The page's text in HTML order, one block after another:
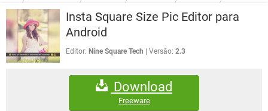
OUTLOOK EXCEL
INSTAGRAM
GUIA DE COMPRAS
JOGOS WHATSAPP
CELULAR
OUTLOOK
DOWNLOADS
JOGOS
CELULAR FACEBOOK
EXCEL
GMAIL
FÓRUM
FACEBOOK
EXCEL
WHATSAPP
Insta Square Size Pic Editor para
Android
Editor: Nine Square Tech Versão: 2.3
Download
Freeware